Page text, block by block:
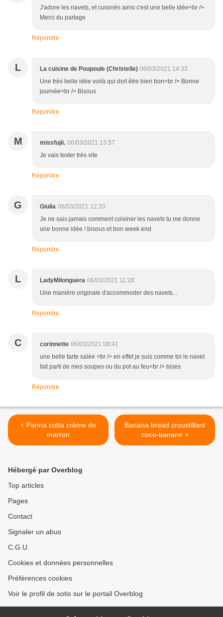
J'adore les navets, et cuisinés ainsi c'est une belle idée<br />
Merci du partage
Répondre
L La cuisine de Poupoule (Christelle) 06/03/2021 14:33
Une très belle idée voilà qui doit être bien bon<br /> Bonne
journée<br /> Bisous
Répondre
M missfujii. 06/03/2021 13:57
Je vais tester très vite
Répondre
G Giulia 06/03/2021 12:20
Je ne sais jamais comment cuisiner les navets tu me donne
une bonne idée ! bisous et bon week end
Répondre
L LadyMilonguera 06/03/2021 11:28
Une manière originale d'accommoder des navets...
Répondre
C corinnette 06/03/2021 08:41
une belle tarte salée <br /> en effet je suis comme toi le navet
fait parti de mes soupes ou du pot au feu<br /> bises
Répondre
< Panna cotta crème de
marron
Banana bread croustillant
coco-banane >
Hébergé par Overblog
Top articles
Pages
Contact
Signaler un abus
C.G.U.
Cookies et données personnelles
Préférences cookies
Voir le profil de sotis sur le portail Overblog